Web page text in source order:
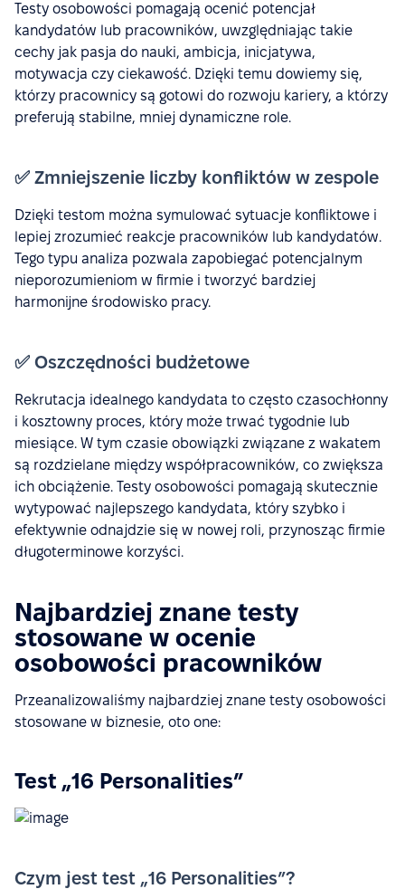
Testy osobowości pomagają ocenić potencjał
kandydatów lub pracowników, uwzględniając takie
cechy jak pasja do nauki, ambicja, inicjatywa,
motywacja czy ciekawość. Dzięki temu dowiemy się,
którzy pracownicy są gotowi do rozwoju kariery, a którzy
preferują stabilne, mniej dynamiczne role.
✅ Zmniejszenie liczby konfliktów w zespole
Dzięki testom można symulować sytuacje konfliktowe i
lepiej zrozumieć reakcje pracowników lub kandydatów.
Tego typu analiza pozwala zapobiegać potencjalnym
nieporozumieniom w firmie i tworzyć bardziej
harmonijne środowisko pracy.
✅ Oszczędności budżetowe
Rekrutacja idealnego kandydata to często czasochłonny
i kosztowny proces, który może trwać tygodnie lub
miesiące. W tym czasie obowiązki związane z wakatem
są rozdzielane między współpracowników, co zwiększa
ich obciążenie. Testy osobowości pomagają skutecznie
wytypować najlepszego kandydata, który szybko i
efektywnie odnajdzie się w nowej roli, przynosząc firmie
długoterminowe korzyści.
Najbardziej znane testy
stosowane w ocenie
osobowości pracowników
Przeanalizowaliśmy najbardziej znane testy osobowości
stosowane w biznesie, oto one:
Test „16 Personalities”
Czym jest test „16 Personalities”?